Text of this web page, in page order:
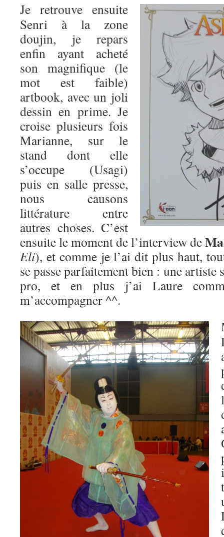
Je retrouve ensuite
Senri à la zone
doujin, je repars
enfin ayant acheté
son magnifique (le
mot est faible)
artbook, avec un joli
dessin en prime. Je
croise plusieurs fois
Marianne, sur le
stand dont elle
s’occupe (Usagi)
puis en salle presse,
nous causons
littérature entre
autres choses. C’est
ensuite le moment de l’interview de
Eli), et comme je l’ai dit plus haut,
se passe parfaitement bien : une artiste
pro, et en plus j’ai Laure
m’accompagner ^^.